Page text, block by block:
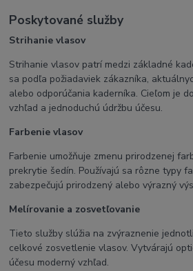
Poskytované služby
Strihanie vlasov
Strihanie vlasov patrí medzi základné
sa podľa požiadaviek zákazníka,
alebo odporúčania kaderníka. Cieľom je
vzhľad a jednoduchú údržbu účesu.
Farbenie vlasov
Farbenie umožňuje zmenu prirodzenej
prekrytie šedín. Používajú sa rôzne typy
zabezpečujú prirodzený alebo výrazný
Melírovanie a zosvetľovanie
Tieto služby slúžia na zvýraznenie
celkové zosvetlenie vlasov. Vytvárajú
účesu moderný vzhľad.